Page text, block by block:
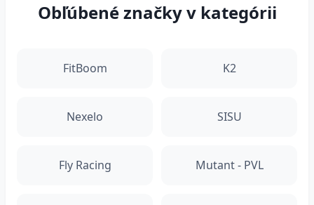
Obľúbené značky v kategórii
FitBoom K2
Nexelo SISU
Fly Racing Mutant - PVL